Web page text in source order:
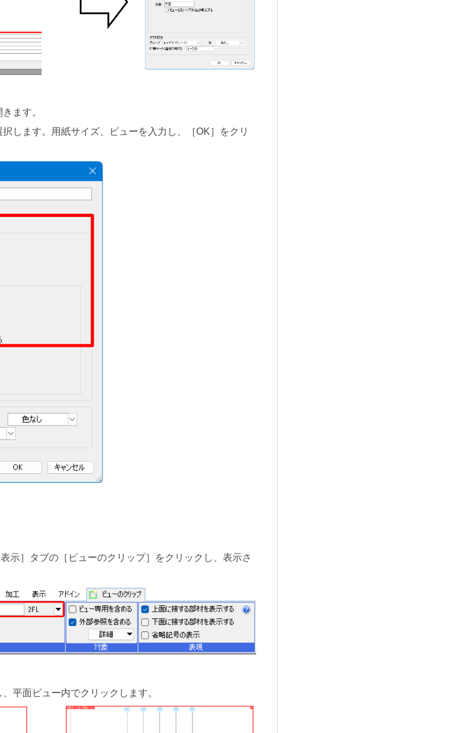
ます。
します。用紙サイズ、ビューを入力し、［OK］をクリ
示］タブの［ビューのクリップ］をクリックし、表示さ
平面ビュー内でクリックします。